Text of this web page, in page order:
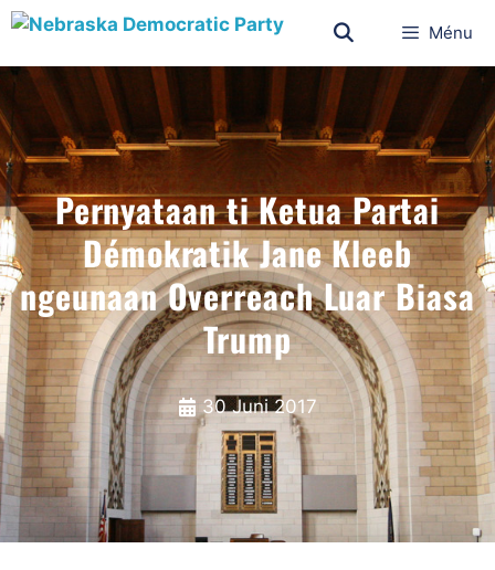
Ménu
Pernyataan ti Ketua Partai
Démokratik Jane Kleeb
ngeunaan Overreach Luar Biasa
Trump
30 Juni 2017